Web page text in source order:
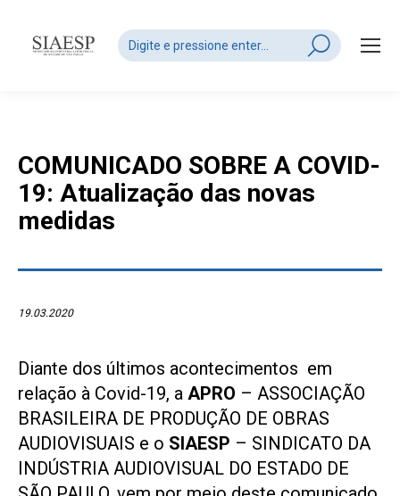
Search:
COMUNICADO SOBRE A COVID-
19: Atualização das novas
medidas
19.03.2020
Diante dos últimos acontecimentos em
relação à Covid-19, a APRO – ASSOCIAÇÃO
BRASILEIRA DE PRODUÇÃO DE OBRAS
AUDIOVISUAIS e o SIAESP – SINDICATO DA
INDÚSTRIA AUDIOVISUAL DO ESTADO DE